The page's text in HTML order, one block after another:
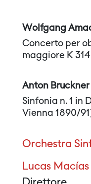
Wolfgang
Concerto per
maggiore K 314
Anton Bruckner
Sinfonia n. 1 in
Vienna 1890/
Orchestra
Lucas